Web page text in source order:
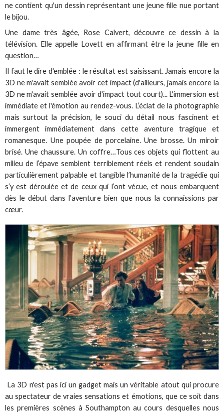
ne contient qu'un dessin représentant une jeune fille nue portant
le bijou.
Une dame très âgée, Rose Calvert, découvre ce dessin à la
télévision. Elle appelle Lovett en affirmant être la jeune fille en
question…
Il faut le dire d'emblée : le résultat est saisissant. Jamais encore la
3D ne m'avait semblée avoir cet impact (d'ailleurs, jamais encore la
3D ne m'avait semblée avoir d'impact tout court)... L'immersion est
immédiate et l'émotion au rendez-vous. L’éclat de la photographie
mais surtout la précision, le souci du détail nous fascinent et
immergent immédiatement dans cette aventure tragique et
romanesque. Une poupée de porcelaine. Une brosse. Un miroir
brisé. Une chaussure. Un coffre…Tous ces objets qui flottent au
milieu de l’épave semblent terriblement réels et rendent soudain
particulièrement palpable et tangible l’humanité de la tragédie qui
s’y est déroulée et de ceux qui l’ont vécue, et nous embarquent
dès le début dans l’aventure bien que nous la connaissions par
cœur.
La 3D n'est pas ici un gadget mais un véritable atout qui procure
au spectateur de vraies sensations et émotions, que ce soit dans
les premières scènes à Southampton au cours desquelles nous